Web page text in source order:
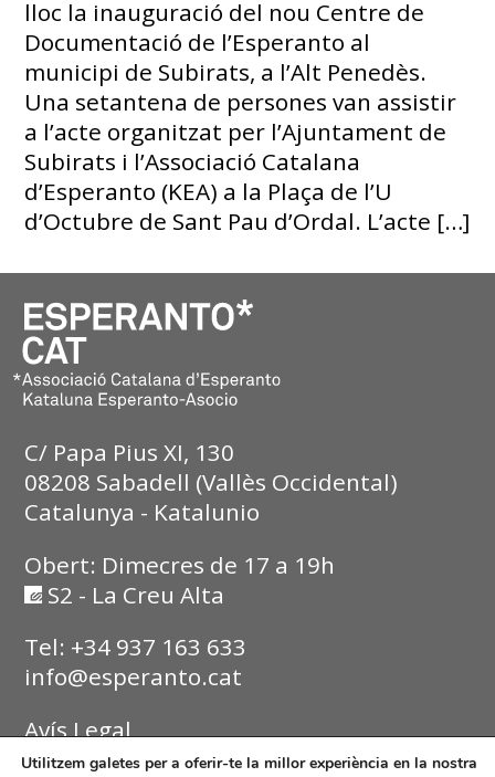
lloc la inauguració del nou Centre de
Documentació de l’Esperanto al
municipi de Subirats, a l’Alt Penedès.
Una setantena de persones van assistir
a l’acte organitzat per l’Ajuntament de
Subirats i l’Associació Catalana
d’Esperanto (KEA) a la Plaça de l’U
d’Octubre de Sant Pau d’Ordal. L’acte […]
C/ Papa Pius XI, 130
08208 Sabadell (Vallès Occidental)
Catalunya - Katalunio
Obert: Dimecres de 17 a 19h
S2 - La Creu Alta
Tel: +34 937 163 633
info@esperanto.cat
Avís Legal
Utilitzem galetes per a oferir-te la millor experiència en la nostra